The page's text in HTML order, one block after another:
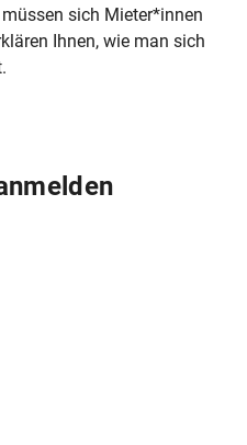
sich Mieter*innen
Ihnen, wie man sich